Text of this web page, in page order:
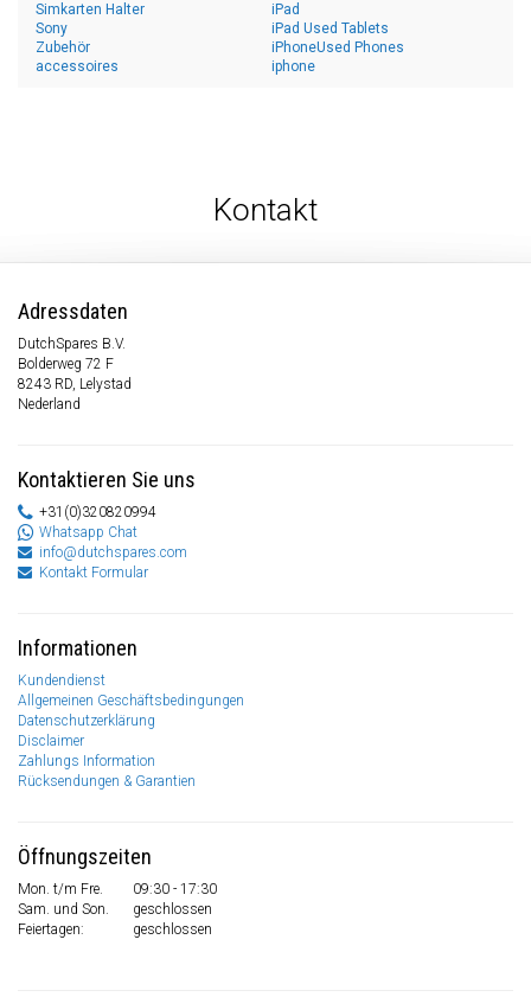
Simkarten Halter
Sony
Zubehör
accessoires
iPad
iPad Used Tablets
iPhoneUsed Phones
iphone
Kontakt
Adressdaten
DutchSpares B.V.
Bolderweg 72 F
8243 RD, Lelystad
Nederland
Kontaktieren Sie uns
+31(0)320820994
Whatsapp Chat
info@dutchspares.com
Kontakt Formular
Informationen
Kundendienst
Allgemeinen Geschäftsbedingungen
Datenschutzerklärung
Disclaimer
Zahlungs Information
Rücksendungen & Garantien
Öffnungszeiten
Mon. t/m Fre.
09:30 - 17:30
Sam. und Son.
geschlossen
Feiertagen:
geschlossen